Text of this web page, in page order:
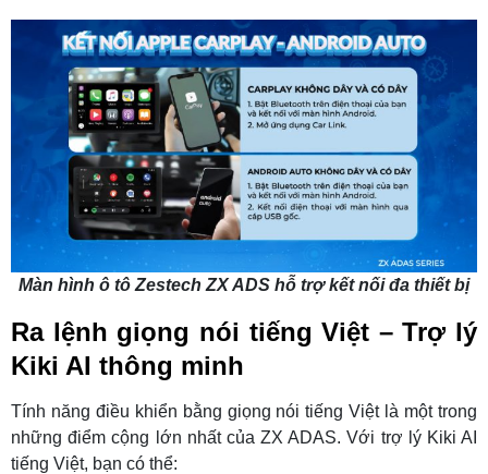
Màn hình ô tô Zestech ZX ADS hỗ trợ kết nối đa thiết bị
Ra lệnh giọng nói tiếng Việt – Trợ lý
Kiki AI thông minh
Tính năng điều khiển bằng giọng nói tiếng Việt là một trong
những điểm cộng lớn nhất của ZX ADAS. Với trợ lý Kiki AI
tiếng Việt, bạn có thể: